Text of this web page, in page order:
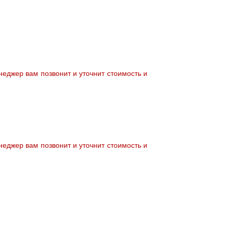
вам позвонит и уточнит стоимость и
вам позвонит и уточнит стоимость и